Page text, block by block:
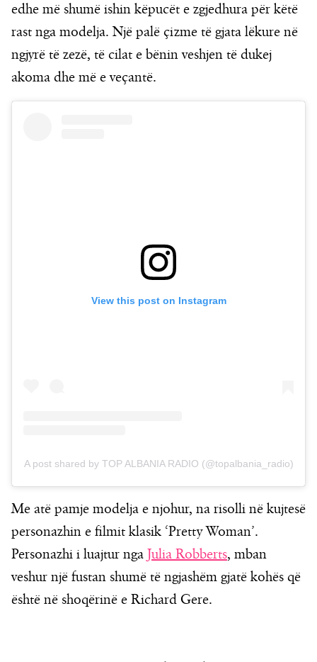
edhe më shumë ishin këpucët e zgjedhura për këtë
rast nga modelja. Një palë çizme të gjata lëkure në
ngjyrë të zezë, të cilat e bënin veshjen të dukej
akoma dhe më e veçantë.
View this post on Instagram
A post shared by TOP ALBANIA RADIO (@topalbania_radio)
Me atë pamje modelja e njohur, na risolli në kujtesë
personazhin e filmit klasik ‘Pretty Woman’.
Personazhi i luajtur nga Julia Robberts, mban
veshur një fustan shumë të ngjashëm gjatë kohës që
është në shoqërinë e Richard Gere.